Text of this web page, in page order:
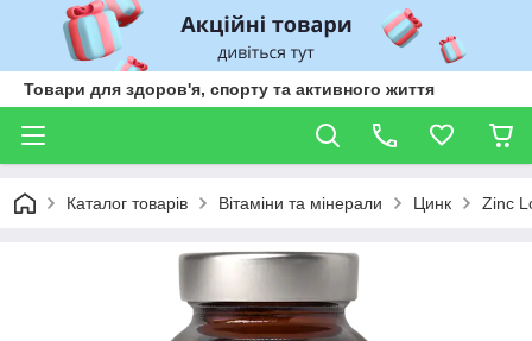
Товари для здоров'я, спорту та активного життя
Каталог товарів Вітаміни та мінерали Цинк Zinc